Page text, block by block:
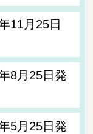
11月25日
8月25日発
5月25日発